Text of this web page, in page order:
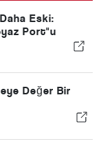
Eski:
Port"u
Değer Bir